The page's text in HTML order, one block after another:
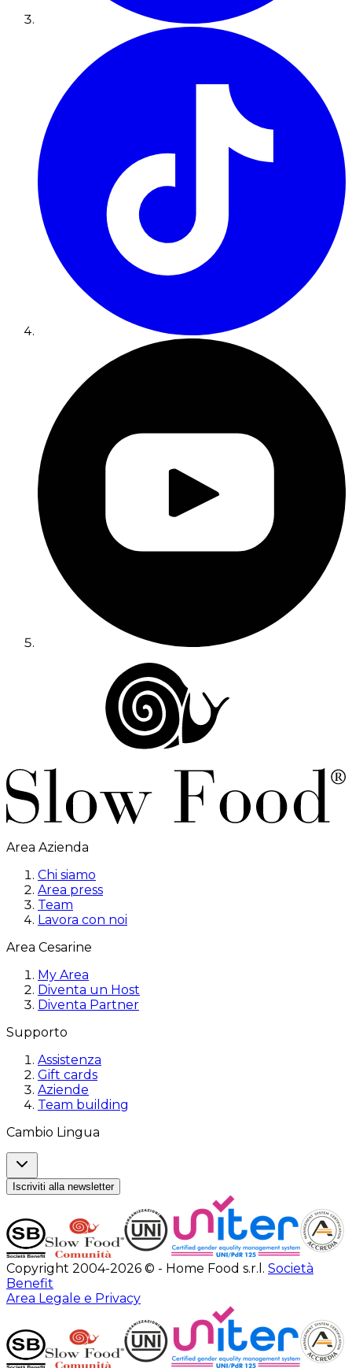
Area Azienda
Chi siamo
Area press
Team
Lavora con noi
Area Cesarine
My Area
Diventa un Host
Diventa Partner
Supporto
Assistenza
Gift cards
Aziende
Team building
Cambio Lingua
Iscriviti alla newsletter
Copyright 2004-2026 © - Home Food s.r.l. Società
Benefit
Area Legale e Privacy